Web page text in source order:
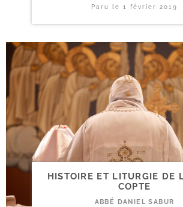
Paru le 1 février 2019
HISTOIRE ET LITURGIE DE
COPTE
ABBÉ DANIEL SABUR